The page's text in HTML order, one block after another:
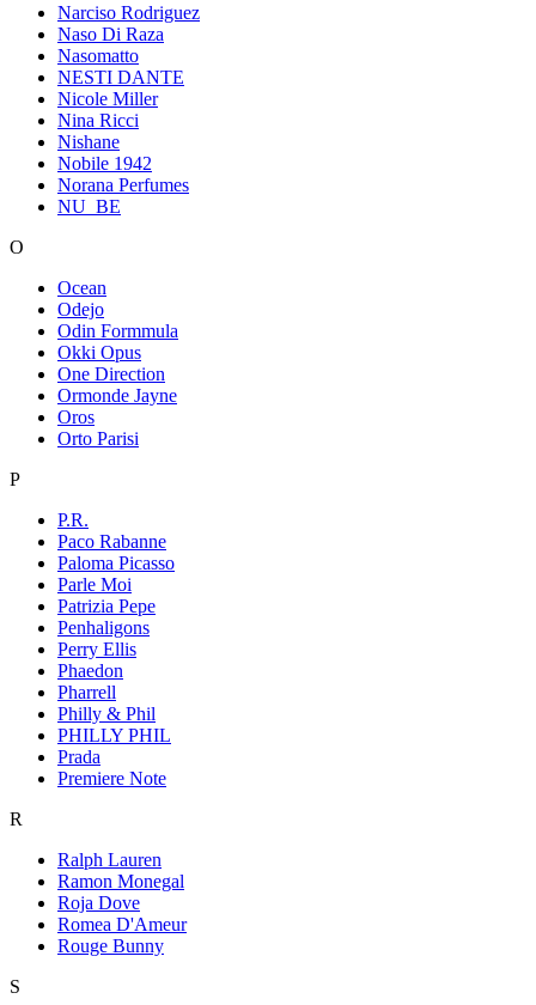
Narciso Rodriguez
Naso Di Raza
Nasomatto
NESTI DANTE
Nicole Miller
Nina Ricci
Nishane
Nobile 1942
Norana Perfumes
NU_BE
O
Ocean
Odejo
Odin Formmula
Okki Opus
One Direction
Ormonde Jayne
Oros
Orto Parisi
P
P.R.
Paco Rabanne
Paloma Picasso
Parle Moi
Patrizia Pepe
Penhaligons
Perry Ellis
Phaedon
Pharrell
Philly & Phil
PHILLY PHIL
Prada
Premiere Note
R
Ralph Lauren
Ramon Monegal
Roja Dove
Romea D'Ameur
Rouge Bunny
S